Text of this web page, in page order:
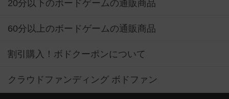
20分以下のボードゲームの通販商品
60分以上のボードゲームの通販商品
割引購入！ボドクーポンについて
クラウドファンディング ボドファン